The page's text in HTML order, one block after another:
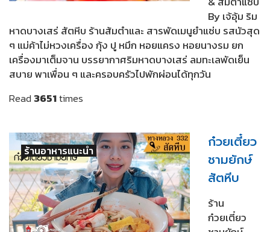
By เจ้อุ้ม ริม
หาดบางเสร่ สัตหีบ ร้านส้มตำและ สารพัดเมนูยำแซ่บ รสนัวสุด
ๆ แม่ค้าไม่หวงเครื่อง กุ้ง ปู หมึก หอยแครง หอยนางรม ยก
เครื่องมาเต็มจาน บรรยากาศริมหาดบางเสร่ ลมทะเลพัดเย็น
สบาย พาเพื่อน ๆ และครอบครัวไปพักผ่อนได้ทุกวัน
Read 3651times
ร้านอาหารแนะนำ
ก๋วยเตี๋ยว
ชามยักษ์
สัตหีบ
ร้าน
ก๋วยเตี๋ยว